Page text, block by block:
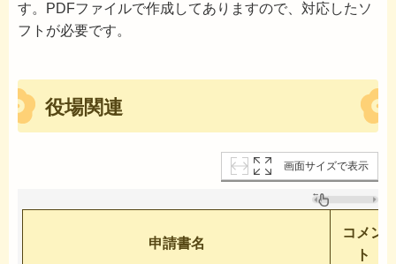
す。PDFファイルで作成してありますので、対応したソ
フトが必要です。
役場関連
画面サイズで表示
申請書名
コメン
ト